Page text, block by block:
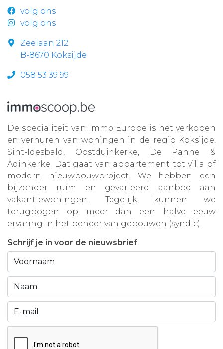
volg ons
volg ons
Zeelaan 212
B-8670 Koksijde
058 53 39 99
De specialiteit van Immo Europe is het verkopen
en verhuren van woningen in de regio Koksijde,
Sint-Idesbald, Oostduinkerke, De Panne &
Adinkerke. Dat gaat van appartement tot villa of
modern nieuwbouwproject. We hebben een
bijzonder ruim en gevarieerd aanbod aan
vakantiewoningen. Tegelijk kunnen we
terugbogen op meer dan een halve eeuw
ervaring in het beheer van gebouwen (syndic).
Schrijf je in voor de nieuwsbrief